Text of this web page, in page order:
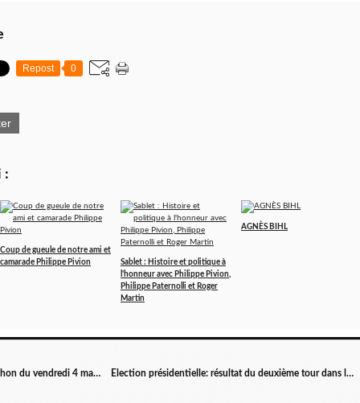
Repost 0
:
Coup de gueule de notre ami et
camarade Philippe Pivion
Sablet : Histoire et politique à
l'honneur avec Philippe Pivion,
Philippe Paternolli et Roger
Martin
AGNÈS BIHL
Discours de Jean-Luc Mélenchon du vendredi 4 mai place Stalingrad Election présidentielle: résultat du deuxième tour dans le canton de Pernes